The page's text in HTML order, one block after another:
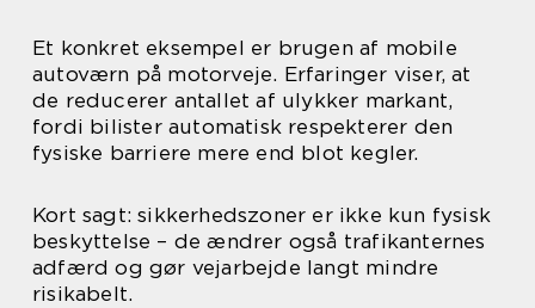
Et konkret eksempel er brugen af mobile
autoværn på motorveje. Erfaringer viser, at
de reducerer antallet af ulykker markant,
fordi bilister automatisk respekterer den
fysiske barriere mere end blot kegler.
Kort sagt: sikkerhedszoner er ikke kun fysisk
beskyttelse – de ændrer også trafikanternes
adfærd og gør vejarbejde langt mindre
risikabelt.